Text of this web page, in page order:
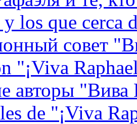
los que cerca
совет
"¡Viva
авторы "Вива
de "¡Viva